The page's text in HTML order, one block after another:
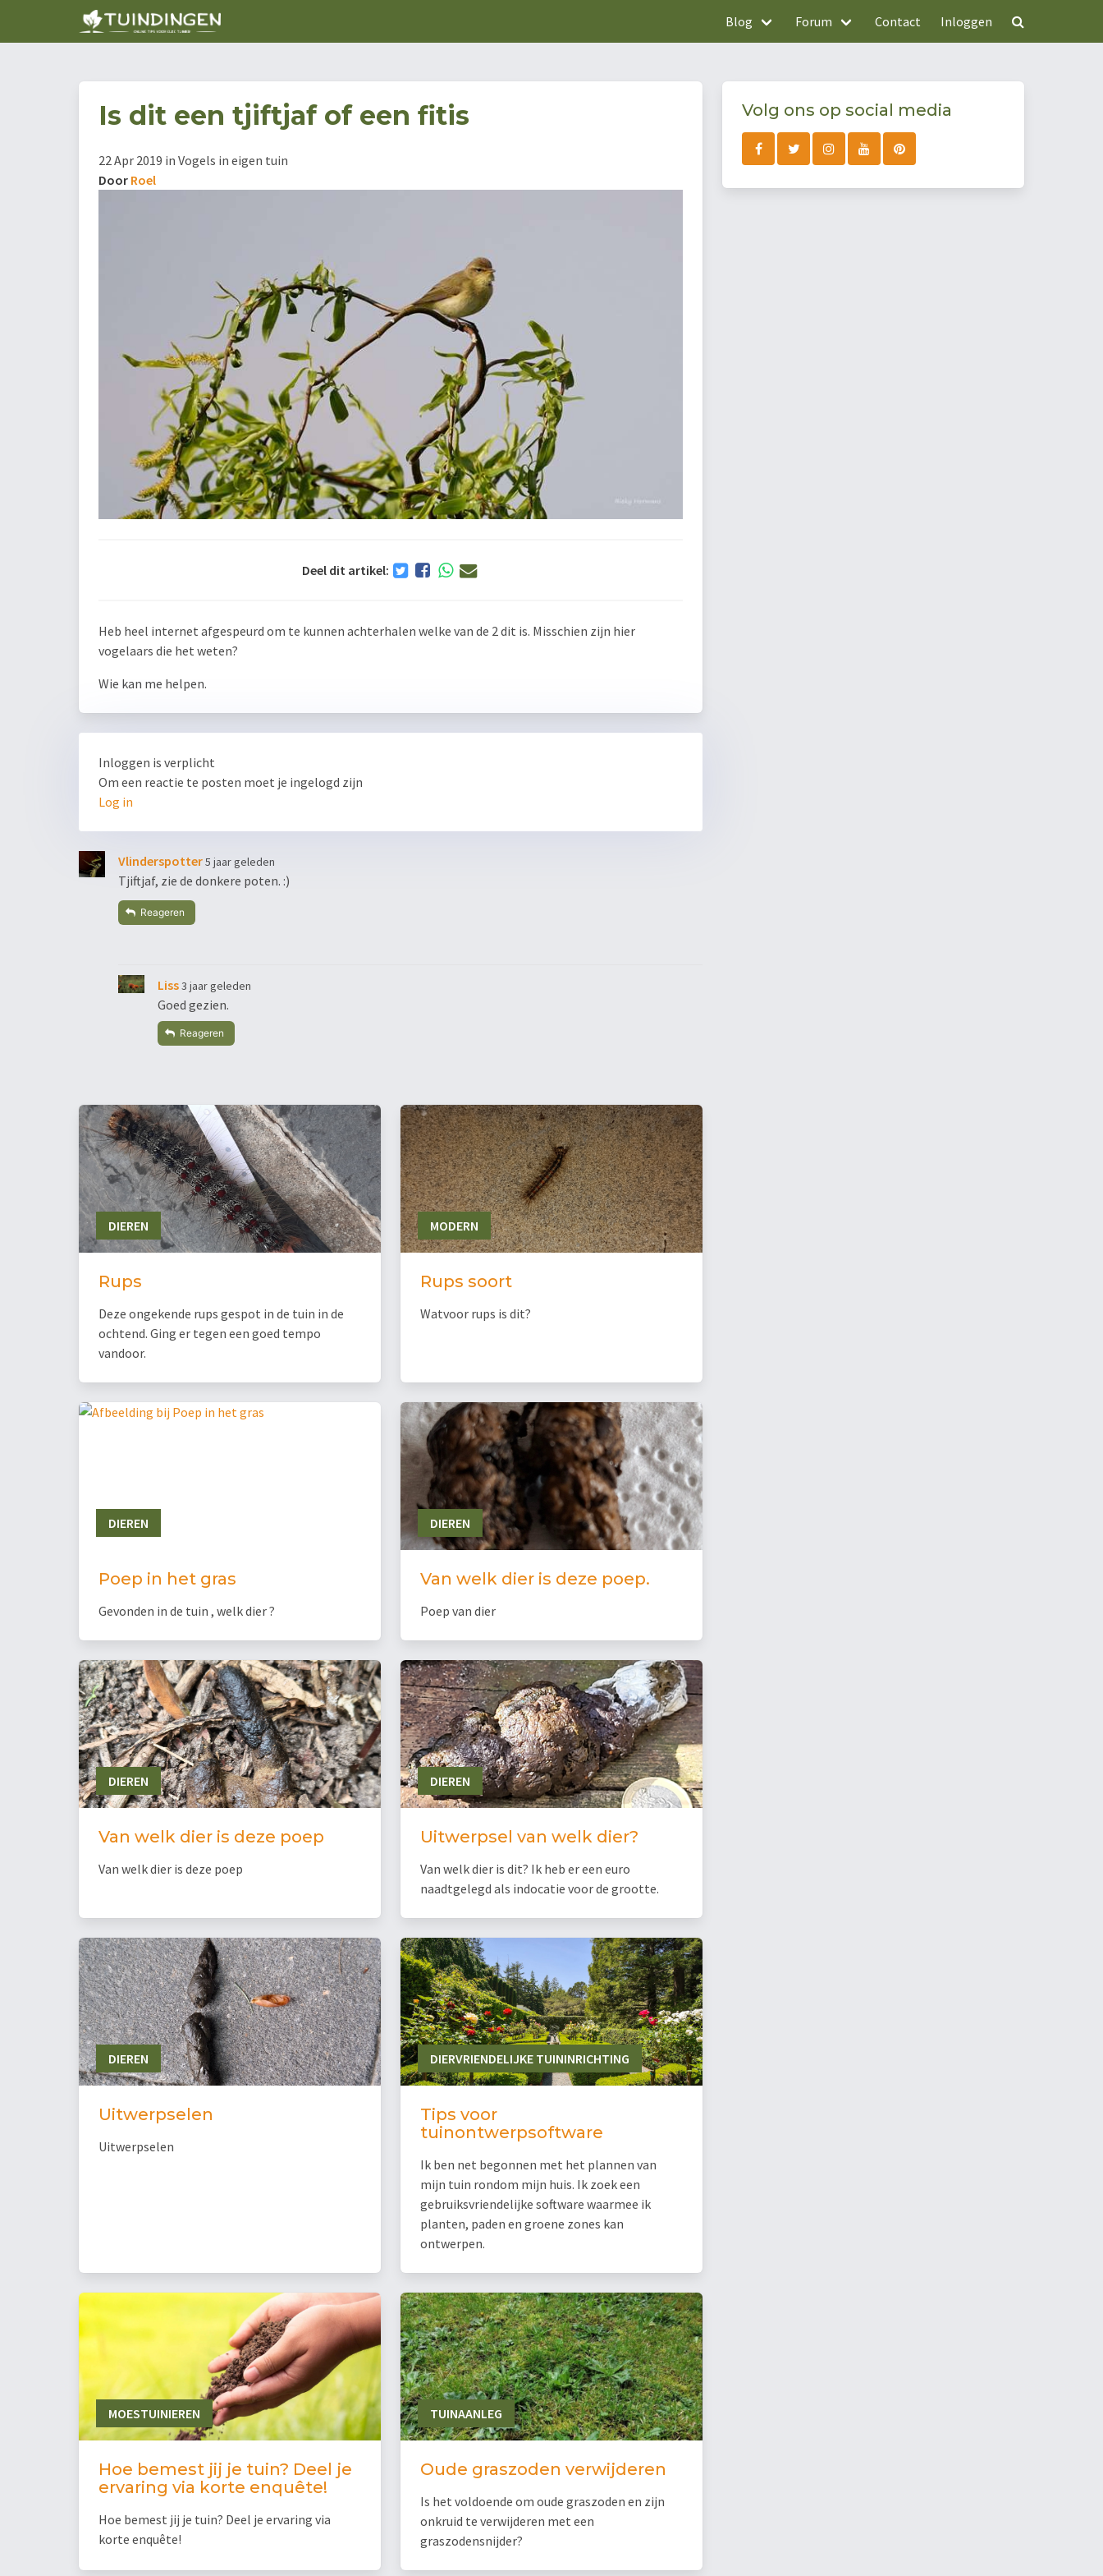
Blog Forum Contact Inloggen
Is dit een tjiftjaf of een fitis
22 Apr 2019 in Vogels in eigen tuin
Door Roel
Deel dit artikel:
Heb heel internet afgespeurd om te kunnen achterhalen welke van de 2 dit is. Misschien zijn hier
vogelaars die het weten?
Wie kan me helpen.
Inloggen is verplicht
Om een reactie te posten moet je ingelogd zijn
Log in
Vlinderspotter5 jaar geleden
Tjiftjaf, zie de donkere poten. :)
Reageren
Liss3 jaar geleden
Goed gezien.
Reageren
DIEREN
Rups
Deze ongekende rups gespot in de tuin in de
ochtend. Ging er tegen een goed tempo
vandoor.
MODERN
Rups soort
Watvoor rups is dit?
DIEREN
Poep in het gras
Gevonden in de tuin , welk dier ?
DIEREN
Van welk dier is deze poep.
Poep van dier
DIEREN
Van welk dier is deze poep
Van welk dier is deze poep
DIEREN
Uitwerpsel van welk dier?
Van welk dier is dit? Ik heb er een euro
naadtgelegd als indocatie voor de grootte.
DIEREN
Uitwerpselen
Uitwerpselen
DIERVRIENDELIJKE TUININRICHTING
Tips voor
tuinontwerpsoftware
Ik ben net begonnen met het plannen van
mijn tuin rondom mijn huis. Ik zoek een
gebruiksvriendelijke software waarmee ik
planten, paden en groene zones kan
ontwerpen.
MOESTUINIEREN
Hoe bemest jij je tuin? Deel je
ervaring via korte enquête!
Hoe bemest jij je tuin? Deel je ervaring via
korte enquête!
TUINAANLEG
Oude graszoden verwijderen
Is het voldoende om oude graszoden en zijn
onkruid te verwijderen met een
graszodensnijder?
Volg ons op social media